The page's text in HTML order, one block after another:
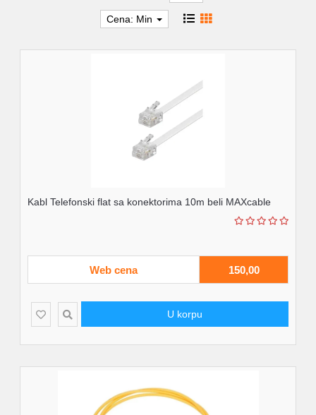
Cena: Min
Kabl Telefonski flat sa konektorima 10m beli MAXcable
Web cena 150,00
U korpu